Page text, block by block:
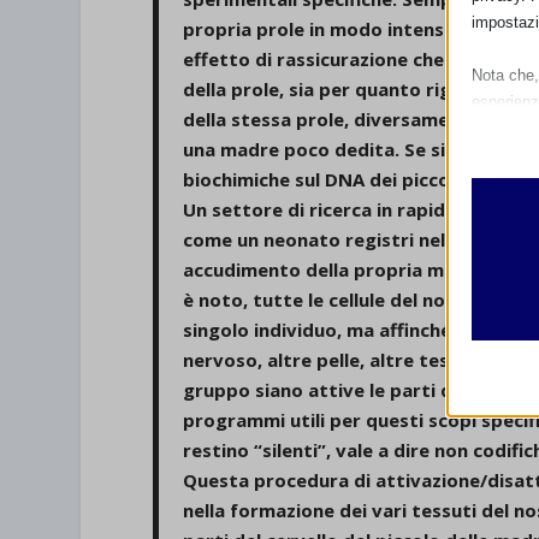
propria prole in modo intenso durante
effetto di rassicurazione che sarà
della prole, sia per quanto riguarda
della stessa prole, diversamente da
una madre poco dedita. Se si
biochimiche sul DNA dei piccoli sono
Un settore di ricerca in rapida
come un neonato registri nel suo DNA
accudimento della propria madre.
è noto, tutte le cellule del nostro
singolo individuo, ma affinché un
nervoso, altre pelle, altre tessuto
gruppo siano attive le parti di DNA
programmi utili per questi scopi
restino “silenti”, vale a dire non
Questa procedura di attivazione/
nella formazione dei vari tessuti del
Nota
wp-
wp-
I
_ga_*
Altri